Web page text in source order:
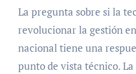
La pregunta sobre si la
revolucionar la gestión
nacional tiene una
punto de vista técnico.